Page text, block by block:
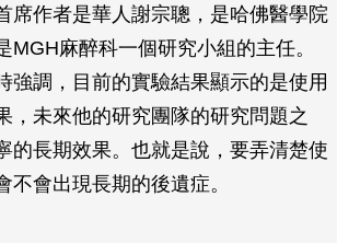
席作者是華人謝宗聰，是哈佛醫學院
MGH麻醉科一個研究小組的主任。
強調，目前的實驗結果顯示的是使用
，未來他的研究團隊的研究問題之
的長期效果。也就是說，要弄清楚使
不會出現長期的後遺症。